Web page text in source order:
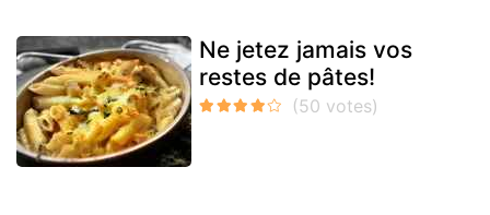
Ne jetez jamais vos
restes de pâtes!